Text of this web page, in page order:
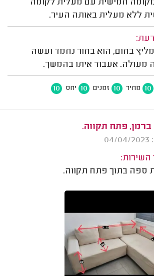
מקומה חמישית עם מעלית לקומה
ללא מעלית באותה העיר.
בחום, הוא בחור נחמד ועשה
מעולה. אעבוד איתו בהמשך.
10 מחיר 10 זמנים 10 יחס 10
ברמן, פתח תקווה.
השירות:
ספה בתוך פתח תקווה.